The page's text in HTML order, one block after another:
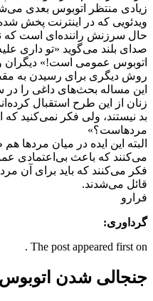
زیادی منتظر اتوبوس بعدی
ویدئویی که در اینترنت پخش
حال سرزنش راننده‌ای است که
صدای بلند می‌گوید «تو داری
اتوبوس عمومی است!» دیگران
روش دیگری برای رسیدن به
این مساله بحث‌های داغی را در
زنان از این طرح استقبال
بد نیستند، ولی فکر نمی‌کنید
مردهاست؟»
البته این ایده در میان مردها
می‌کنند که باعث بی‌اعتمادی
فکر می‌کنند که باید برای آن
قائل می‌شدند.
فرارو
گرداوری:
The post appeared first on .
جنجالی شدن اتوبوس‌